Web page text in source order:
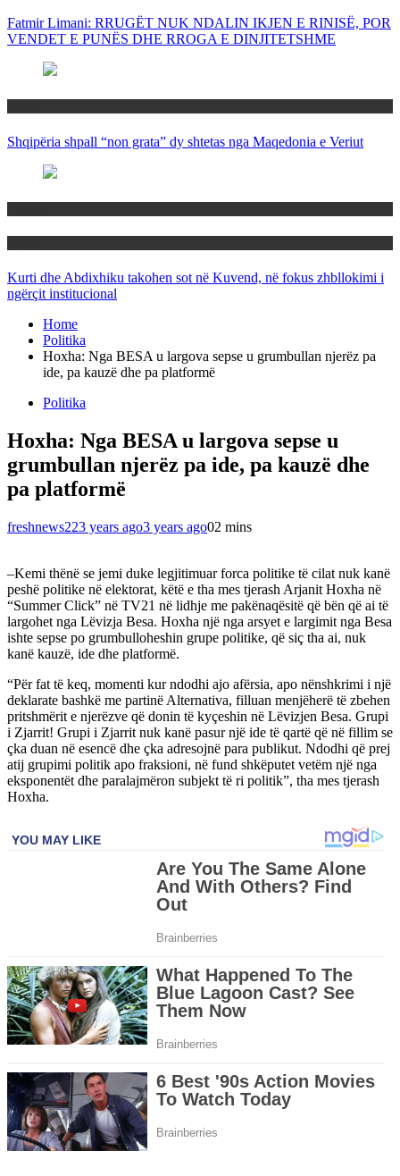
Fatmir Limani: RRUGËT NUK NDALIN IKJEN E RINISË, POR
VENDET E PUNËS DHE RROGA E DINJITETSHME
Shqipëria shpall “non grata” dy shtetas nga Maqedonia e Veriut
Kurti dhe Abdixhiku takohen sot në Kuvend, në fokus zhbllokimi i
ngërçit institucional
Home
Politika
Hoxha: Nga BESA u largova sepse u grumbullan njerëz pa
ide, pa kauzë dhe pa platformë
Politika
Hoxha: Nga BESA u largova sepse u
grumbullan njerëz pa ide, pa kauzë dhe
pa platformë
freshnews223 years ago3 years ago02 mins
–Kemi thënë se jemi duke legjitimuar forca politike të cilat nuk kanë
peshë politike në elektorat, këtë e tha mes tjerash Arjanit Hoxha në
“Summer Click” në TV21 në lidhje me pakënaqësitë që bën që ai të
largohet nga Lëvizja Besa. Hoxha një nga arsyet e largimit nga Besa
ishte sepse po grumbulloheshin grupe politike, që siç tha ai, nuk
kanë kauzë, ide dhe platformë.
“Për fat të keq, momenti kur ndodhi ajo afërsia, apo nënshkrimi i një
deklarate bashkë me partinë Alternativa, filluan menjëherë të zbehen
pritshmërit e njerëzve që donin të kyçeshin në Lëvizjen Besa. Grupi
i Zjarrit! Grupi i Zjarrit nuk kanë pasur një ide të qartë që në fillim se
çka duan në esencë dhe çka adresojnë para publikut. Ndodhi që prej
atij grupimi politik apo fraksioni, në fund shkëputet vetëm një nga
eksponentët dhe paralajmëron subjekt të ri politik”, tha mes tjerash
Hoxha.